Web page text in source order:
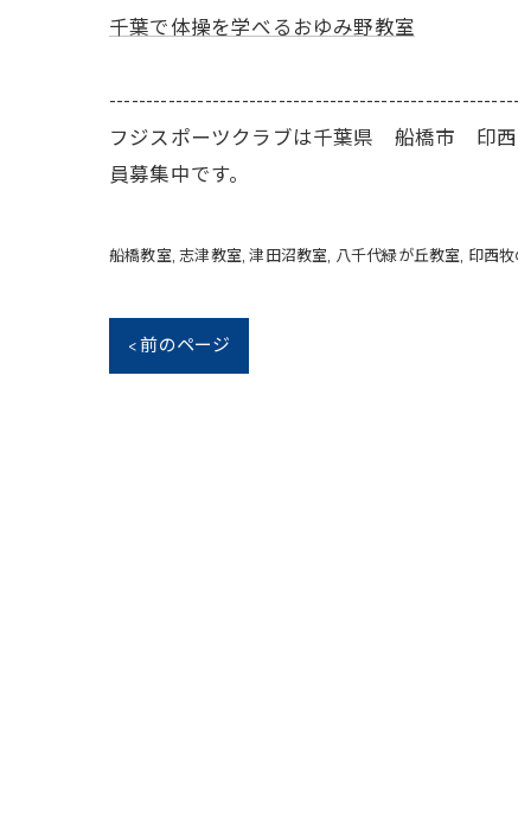
千葉で体操を学べるおゆみ野教室
フジスポーツクラブは千葉県 船橋市 印
員募集中です。
船橋教室 志津教室 津田沼教室 八千代緑が丘教室 印西
< 前のページ